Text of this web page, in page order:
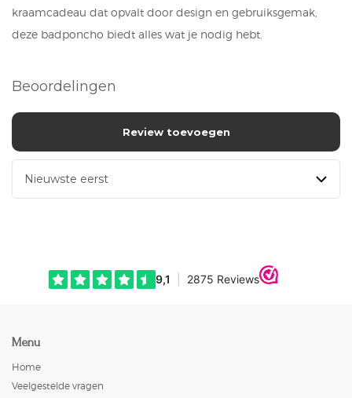
kraamcadeau dat opvalt door design en gebruiksgemak,
deze badponcho biedt alles wat je nodig hebt.
Beoordelingen
Review toevoegen
Menu
Home
Veelgestelde vragen